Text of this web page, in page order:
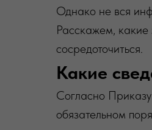
Однако не вся
Расскажем, какие
сосредоточиться.
Какие
Согласно
обязательном